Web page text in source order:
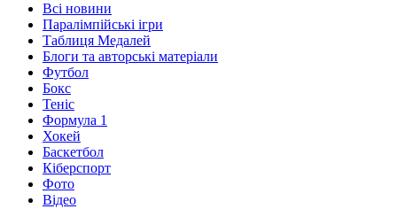
Всі новини
Паралімпійські ігри
Таблиця Медалей
Блоги та авторські матеріали
Футбол
Бокс
Теніс
Формула 1
Хокей
Баскетбол
Кіберспорт
Фото
Відео